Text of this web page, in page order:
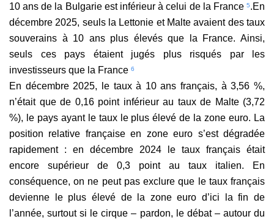
10 ans de la Bulgarie est inférieur à celui de la France 5.En
décembre 2025, seuls la Lettonie et Malte avaient des taux
souverains à 10 ans plus élevés que la France. Ainsi,
seuls ces pays étaient jugés plus risqués par les
investisseurs que la France 6
En décembre 2025, le taux à 10 ans français, à 3,56 %,
n’était que de 0,16 point inférieur au taux de Malte (3,72
%), le pays ayant le taux le plus élevé de la zone euro. La
position relative française en zone euro s’est dégradée
rapidement : en décembre 2024 le taux français était
encore supérieur de 0,3 point au taux italien. En
conséquence, on ne peut pas exclure que le taux français
devienne le plus élevé de la zone euro d’ici la fin de
l’année, surtout si le cirque – pardon, le débat – autour du